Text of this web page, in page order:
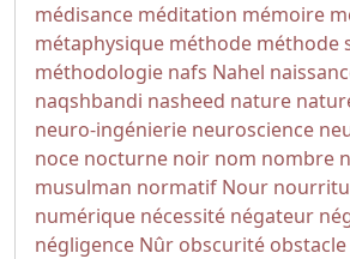
médisance méditation mémoire
métaphysique méthode méthode
méthodologie nafs Nahel
naqshbandi nasheed nature
neuro-ingénierie neuroscience
noce nocturne noir nom nombre
musulman normatif Nour
numérique nécessité négateur
négligence Nûr obscurité obstacle